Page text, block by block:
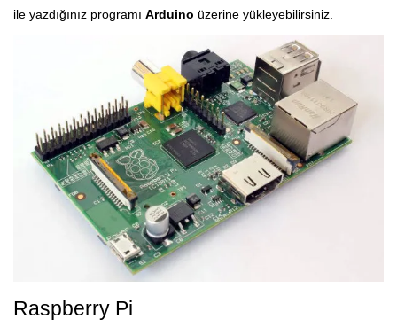
ile yazdığınız programı Arduino üzerine yükleyebilirsiniz.
Raspberry Pi